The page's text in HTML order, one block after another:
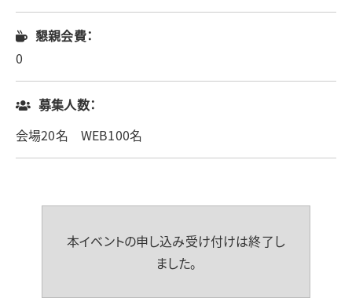
懇親会費：
0
募集人数：
会場20名 WEB100名
本イベントの申し込み受け付けは終了し
ました。